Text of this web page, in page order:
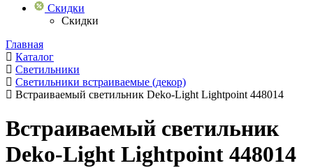
Скидки
Скидки
Главная
Каталог
Светильники
Светильники встраиваемые (декор)
Встраиваемый светильник Deko-Light Lightpoint 448014
Встраиваемый светильник
Deko-Light Lightpoint 448014